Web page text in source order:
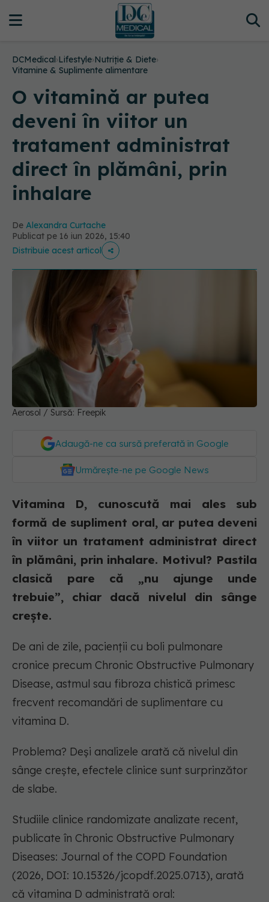
DCMedical›Lifestyle›Nutriție & Diete›
Vitamine & Suplimente alimentare
O vitamină ar putea
deveni în viitor un
tratament administrat
direct în plămâni, prin
inhalare
De Alexandra Curtache
Publicat pe 16 iun 2026, 15:40
Distribuie acest articol
Aerosol / Sursă: Freepik
Adaugă-ne ca sursă preferată în Google
Urmărește-ne pe Google News
Vitamina D, cunoscută mai ales sub
formă de supliment oral, ar putea deveni
în viitor un tratament administrat direct
în plămâni, prin inhalare. Motivul? Pastila
clasică pare că „nu ajunge unde
trebuie”, chiar dacă nivelul din sânge
crește.
De ani de zile, pacienții cu boli pulmonare
cronice precum Chronic Obstructive Pulmonary
Disease, astmul sau fibroza chistică primesc
frecvent recomandări de suplimentare cu
vitamina D.
Problema? Deși analizele arată că nivelul din
sânge crește, efectele clinice sunt surprinzător
de slabe.
Studiile clinice randomizate analizate recent,
publicate în Chronic Obstructive Pulmonary
Diseases: Journal of the COPD Foundation
(2026, DOI: 10.15326/jcopdf.2025.0713), arată
că vitamina D administrată oral: